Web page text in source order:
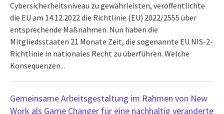
Cybersicherheitsniveau zu gewährleisten, veröffentlichte
die EU am 14.12.2022 die Richtlinie (EU) 2022/2555 über
entsprechende Maßnahmen. Nun haben die
Mitgliedsstaaten 21 Monate Zeit, die sogenannte EU NIS-2-
Richtlinie in nationales Recht zu überführen. Welche
Konsequenzen...
Gemeinsame Arbeitsgestaltung im Rahmen von New
Work als Game Changer für eine nachhaltig veränderte